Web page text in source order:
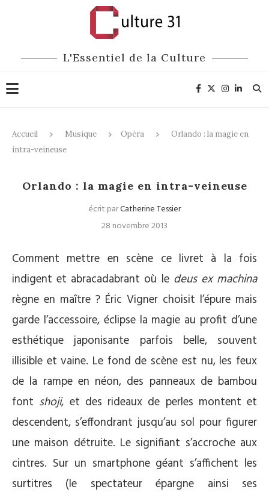
L'Essentiel de la Culture
Accueil Musique Opéra
Orlando : la magie en
intra-veineuse
Orlando : la magie en intra-veineuse
écrit parCatherine Tessier
28 novembre 2013
Comment mettre en scène ce livret à la fois
indigent et abracadabrant où le deus ex machina
règne en maître ? Éric Vigner choisit l’épure mais
garde l’accessoire, éclipse la magie au profit d’une
esthétique japonisante parfois belle, souvent
illisible et vaine. Le fond de scène est nu, les feux
de la rampe en néon, des panneaux de bambou
font shoji, et des rideaux de perles montent et
descendent, s’effondrant jusqu’au sol pour figurer
une maison détruite. Le signifiant s’accroche aux
cintres. Sur un smartphone géant s’affichent les
surtitres (le spectateur épargne ainsi ses